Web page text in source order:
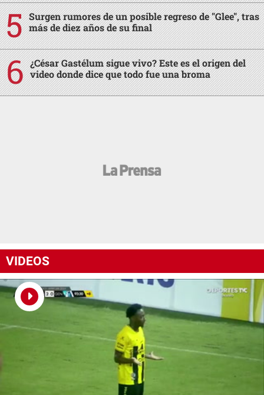
Surgen rumores de un posible regreso de "Glee", tras
más de diez años de su final
¿César Gastélum sigue vivo? Este es el origen del
video donde dice que todo fue una broma
VIDEOS